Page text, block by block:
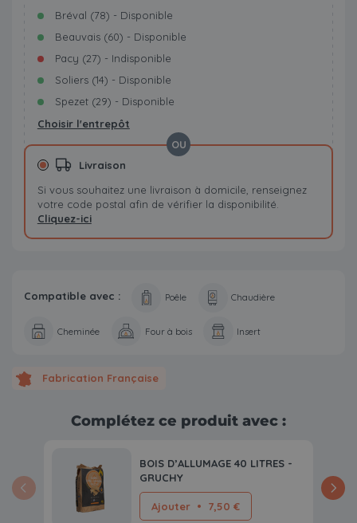
Bréval (78) - Disponible
Beauvais (60) - Disponible
Pacy (27) - Indisponible
Soliers (14) - Disponible
Spezet (29) - Disponible
Choisir l'entrepôt
OU
Livraison
Si vous souhaitez une livraison à domicile, renseignez
votre code postal afin de vérifier la disponibilité.
Cliquez-ici
Compatible avec : Poêle Chaudière
Cheminée Four à bois Insert
Fabrication Française
Complétez ce produit avec :
BOIS D’ALLUMAGE 40 LITRES -
GRUCHY
Ajouter • 7,50 €